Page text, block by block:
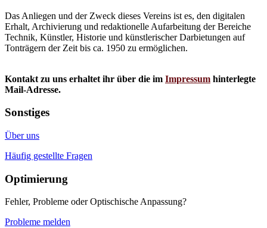
Das Anliegen und der Zweck dieses Vereins ist es, den digitalen
Erhalt, Archivierung und redaktionelle Aufarbeitung der Bereiche
Technik, Künstler, Historie und künstlerischer Darbietungen auf
Tonträgern der Zeit bis ca. 1950 zu ermöglichen.
Kontakt zu uns erhaltet ihr über die im Impressum hinterlegte
Mail-Adresse.
Sonstiges
Über uns
Häufig gestellte Fragen
Optimierung
Fehler, Probleme oder Optischische Anpassung?
Probleme melden